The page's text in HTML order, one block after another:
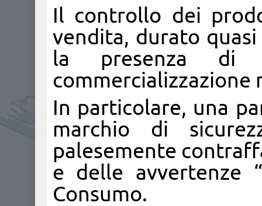
Il controllo dei
vendita, durato
la presenza di
commercializzazione
In particolare, una
marchio di
palesemente
e delle avvertenze
Consumo.